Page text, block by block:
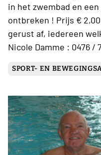
in het zwembad en
ontbreken ! Prijs €
gerust af, iedereen
Nicole Damme : 0476 /
SPORT- EN